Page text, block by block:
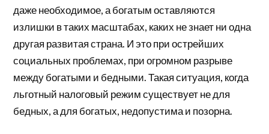
даже необходимое, а богатым оставляются
излишки в таких масштабах, каких не знает ни одна
другая развитая страна. И это при острейших
социальных проблемах, при огромном разрыве
между богатыми и бедными. Такая ситуация, когда
льготный налоговый режим существует не для
бедных, а для богатых, недопустима и позорна.